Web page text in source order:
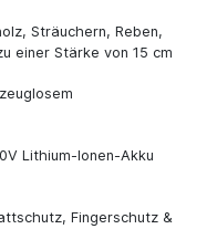
Sträuchern, Reben,
einer Stärke von 15 cm
Lithium-Ionen-Akku
Fingerschutz &